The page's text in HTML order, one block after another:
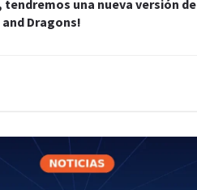
tendremos una nueva versión de
Dragons!